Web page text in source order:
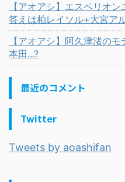
【アオアシ】エスペリオ
答えは柏レイソル+大宮ア
【アオアシ】阿久津渚の
本田...?
最近のコメント
Twitter
Tweets by aoashifan